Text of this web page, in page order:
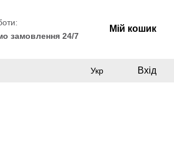
замовлення 24/7
Мій кошик
Укр Вхід